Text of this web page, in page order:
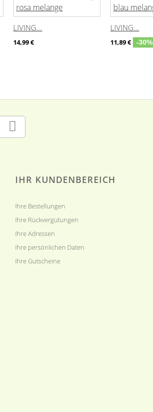
LIVING...
14,99 €
LIVING...
11,89 € -30%
IHR KUNDENBEREICH
Ihre Bestellungen
Ihre Rückvergütungen
Ihre Adressen
Ihre persönlichen Daten
Ihre Gutscheine